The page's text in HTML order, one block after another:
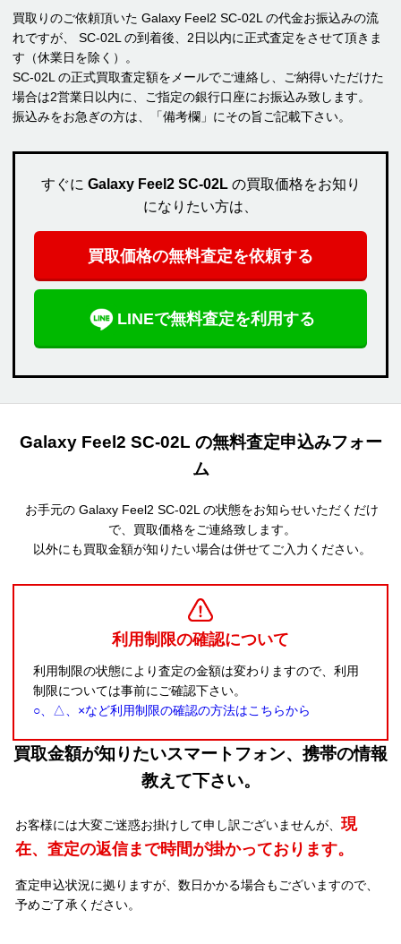
買取りのご依頼頂いた Galaxy Feel2 SC-02L の代金お振込みの流
れですが、 SC-02L の到着後、2日以内に正式査定をさせて頂きま
す（休業日を除く）。
SC-02L の正式買取査定額をメールでご連絡し、ご納得いただけた
場合は2営業日以内に、ご指定の銀行口座にお振込み致します。
振込みをお急ぎの方は、「備考欄」にその旨ご記載下さい。
すぐに Galaxy Feel2 SC-02L の買取価格をお知り
になりたい方は、
買取価格の無料査定を依頼する
LINEで無料査定を利用する
Galaxy Feel2 SC-02L の無料査定申込みフォー
ム
お手元の Galaxy Feel2 SC-02L の状態をお知らせいただくだけ
で、買取価格をご連絡致します。
以外にも買取金額が知りたい場合は併せてご入力ください。
利用制限の確認について
利用制限の状態により査定の金額は変わりますので、利用
制限については事前にご確認下さい。
○、△、×など利用制限の確認の方法はこちらから
買取金額が知りたいスマートフォン、携帯の情報
教えて下さい。
お客様には大変ご迷惑お掛けして申し訳ございませんが、 現
在、査定の返信まで時間が掛かっております。
査定申込状況に拠りますが、数日かかる場合もございますので、
予めご了承ください。